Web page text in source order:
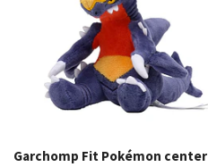
Garchomp Fit Pokémon center